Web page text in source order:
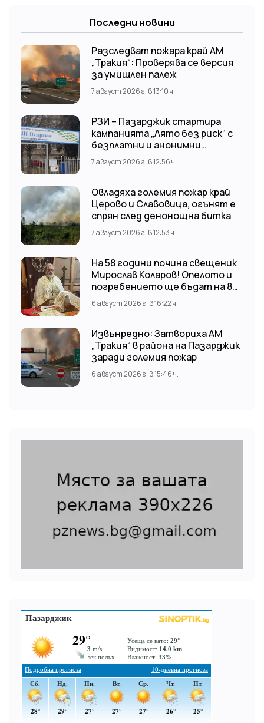
Последни новини
Разследват пожара край АМ
„Тракия“: Проверява се версия
за умишлен палеж
7 август 2026 г. в 13:10 ч.
РЗИ – Пазарджик стартира
кампанията „Лято без риск“ с
безплатни и анонимни
изследвания за ХИВ
7 август 2026 г. в 12:56 ч.
Овладяха големия пожар край
Церово и Славовица, огънят е
спрян след денонощна битка
7 август 2026 г. в 12:53 ч.
На 58 години почина свещеник
Мирослав Коларов! Опелото и
погребението ще бъдат на 8
август (събота) от 11:00 часа в
храм “Св. Св. Козма и Дамян”, гр.
6 август 2026 г. в 16:22 ч.
Извънредно: Затвориха АМ
„Тракия“ в района на Пазарджик
заради големия пожар
6 август 2026 г. в 15:46 ч.